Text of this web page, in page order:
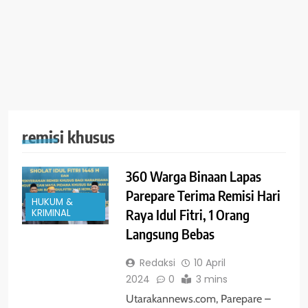
remisi khusus
HUKUM &
KRIMINAL
360 Warga Binaan Lapas
Parepare Terima Remisi Hari
Raya Idul Fitri, 1 Orang
Langsung Bebas
Redaksi
10 April
2024
0 3 mins
Utarakannews.com, Parepare –